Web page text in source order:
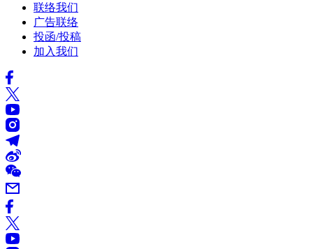
联络我们
广告联络
投函/投稿
加入我们